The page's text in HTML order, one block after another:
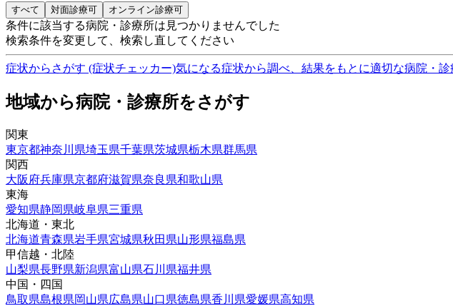
すべて 対面診療可 オンライン診療可
条件に該当する病院・診療所は見つかりませんでした
検索条件を変更して、検索し直してください
症状からさがす (症状チェッカー)気になる症状から調べ、結果をもとに適切な病院・
地域から病院・診療所をさがす
関東
東京都神奈川県埼玉県千葉県茨城県栃木県群馬県
関西
大阪府兵庫県京都府滋賀県奈良県和歌山県
東海
愛知県静岡県岐阜県三重県
北海道・東北
北海道青森県岩手県宮城県秋田県山形県福島県
甲信越・北陸
山梨県長野県新潟県富山県石川県福井県
中国・四国
鳥取県島根県岡山県広島県山口県徳島県香川県愛媛県高知県